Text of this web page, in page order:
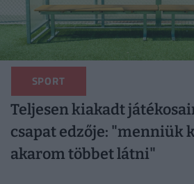
SPORT
Teljesen kiakadt
csapat edzője: "menniük
akarom többet látni"